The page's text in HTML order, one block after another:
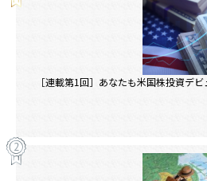
［連載第1回］あなたも米国株投資デ